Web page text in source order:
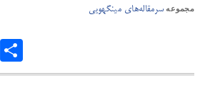
مجموعهسرمقاله‌های مینگهویی